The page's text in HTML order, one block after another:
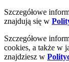
Szczegółowe
znajdują się w
Szczegółowe
cookies, a także w
znajdziesz w